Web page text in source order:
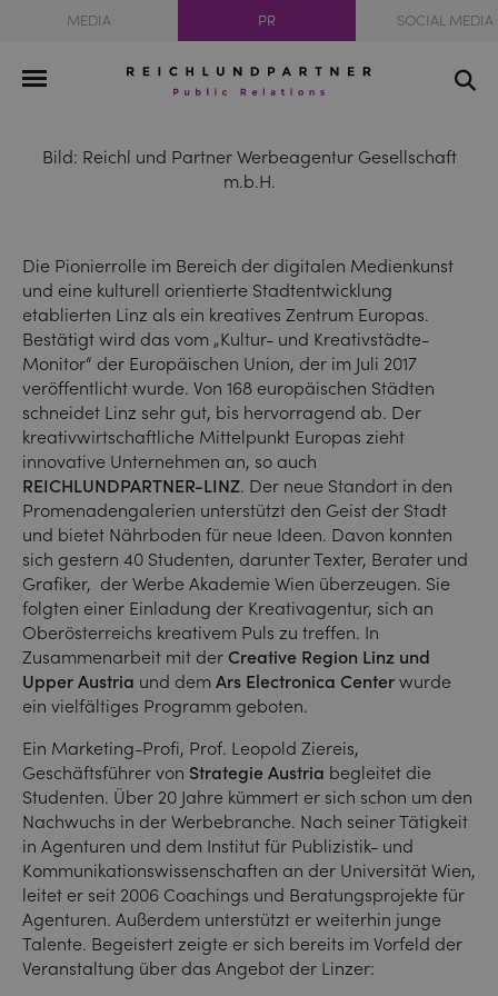
MEDIA PR SOCIAL MEDIA
Bild: Reichl und Partner Werbeagentur Gesellschaft
m.b.H.
Die Pionierrolle im Bereich der digitalen Medienkunst
und eine kulturell orientierte Stadtentwicklung
etablierten Linz als ein kreatives Zentrum Europas.
Bestätigt wird das vom „Kultur- und Kreativstädte-
Monitor“ der Europäischen Union, der im Juli 2017
veröffentlicht wurde. Von 168 europäischen Städten
schneidet Linz sehr gut, bis hervorragend ab. Der
kreativwirtschaftliche Mittelpunkt Europas zieht
innovative Unternehmen an, so auch
REICHLUNDPARTNER-LINZ. Der neue Standort in den
Promenadengalerien unterstützt den Geist der Stadt
und bietet Nährboden für neue Ideen. Davon konnten
sich gestern 40 Studenten, darunter Texter, Berater und
Grafiker, der Werbe Akademie Wien überzeugen. Sie
folgten einer Einladung der Kreativagentur, sich an
Oberösterreichs kreativem Puls zu treffen. In
Zusammenarbeit mit der Creative Region Linz und
Upper Austria und dem Ars Electronica Center wurde
ein vielfältiges Programm geboten.
Ein Marketing-Profi, Prof. Leopold Ziereis,
Geschäftsführer von Strategie Austria begleitet die
Studenten. Über 20 Jahre kümmert er sich schon um den
Nachwuchs in der Werbebranche. Nach seiner Tätigkeit
in Agenturen und dem Institut für Publizistik- und
Kommunikationswissenschaften an der Universität Wien,
leitet er seit 2006 Coachings und Beratungsprojekte für
Agenturen. Außerdem unterstützt er weiterhin junge
Talente. Begeistert zeigte er sich bereits im Vorfeld der
Veranstaltung über das Angebot der Linzer: